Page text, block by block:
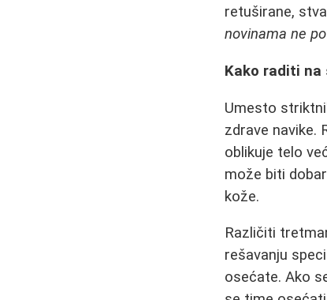
retuširane,
novinama ne
Kako raditi na
Umesto
zdrave navike.
oblikuje telo
može biti
kože.
Različiti
rešavanju
osećate. Ako